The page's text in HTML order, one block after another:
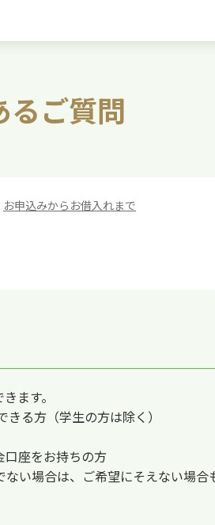
るご質問
お申込みからお借入れまで
ます。
る方（学生の方は除く）
座をお持ちの方
い場合は、ご希望にそえない場合